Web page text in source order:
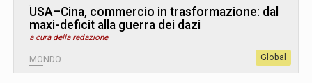
USA–Cina, commercio in trasformazione: dal
maxi-deficit alla guerra dei dazi
a cura della redazione
MONDO Global